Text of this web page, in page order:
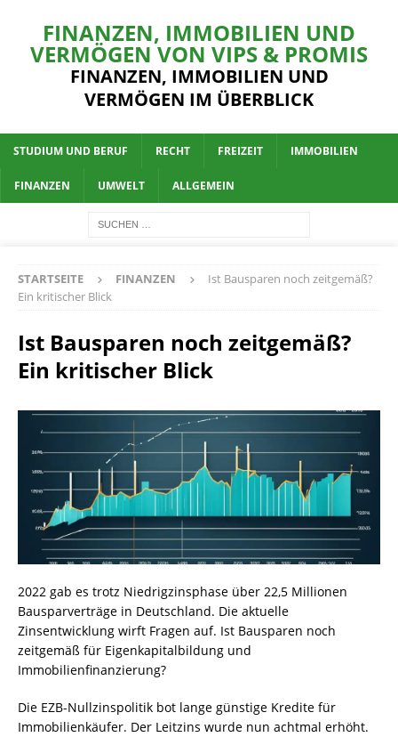
FINANZEN, IMMOBILIEN UND
VERMÖGEN VON VIPS & PROMIS
FINANZEN, IMMOBILIEN UND
VERMÖGEN IM ÜBERBLICK
STUDIUM UND BERUF RECHT FREIZEIT IMMOBILIEN
FINANZEN UMWELT ALLGEMEIN
STARTSEITE FINANZEN
Ist Bausparen noch zeitgemäß?
Ein kritischer Blick
Ist Bausparen noch zeitgemäß?
Ein kritischer Blick
2022 gab es trotz Niedrigzinsphase über 22,5 Millionen
Bausparverträge in Deutschland. Die aktuelle
Zinsentwicklung wirft Fragen auf. Ist Bausparen noch
zeitgemäß für Eigenkapitalbildung und
Immobilienfinanzierung?
Die EZB-Nullzinspolitik bot lange günstige Kredite für
Immobilienkäufer. Der Leitzins wurde nun achtmal erhöht.